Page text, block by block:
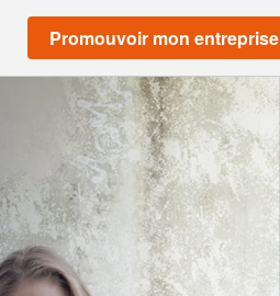
Promouvoir mon entreprise